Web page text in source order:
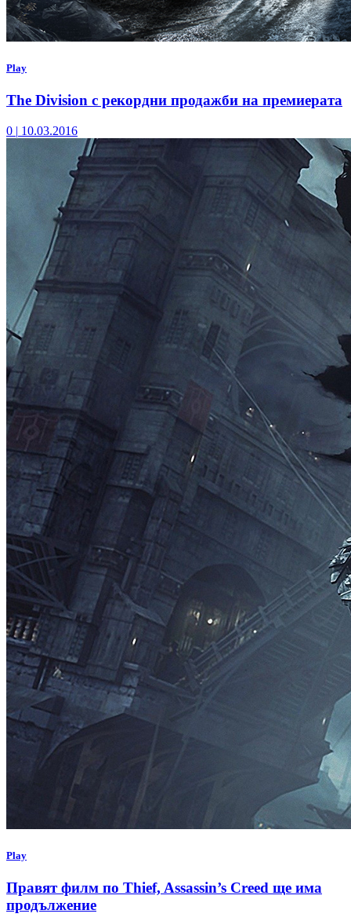
Play
The Division с рекордни продажби на премиерата
0 | 10.03.2016
Play
Правят филм по Thief, Assassin’s Creed ще има
продължение